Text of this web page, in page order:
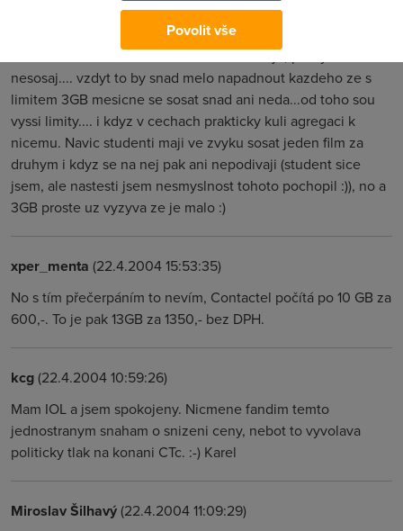
Ale dochazi.... a od toho asi ten 3GB limit je, pro ty co
nesosaj.... vzdyt to by snad melo napadnout kazdeho ze s
limitem 3GB mesicne se sosat snad ani neda...od toho sou
vyssi limity.... i kdyz v cechach prakticky kuli agregaci k
nicemu. Navic studenti maji ve zvyku sosat jeden film za
druhym i kdyz se na nej pak ani nepodivaji (student sice
jsem, ale nastesti jsem nesmyslnost tohoto pochopil :)), no a
3GB proste uz vyzyva ze je malo :)
xper_menta (22.4.2004 15:53:35)
No s tím přečerpáním to nevím, Contactel počítá po 10 GB za
600,-. To je pak 13GB za 1350,- bez DPH.
kcg(22.4.2004 10:59:26)
Mam IOL a jsem spokojeny. Nicmene fandim temto
jednostranym snaham o snizeni ceny, nebot to vyvolava
politicky tlak na konani CTc. :-) Karel
Miroslav Šilhavý(22.4.2004 11:09:29)
Povolit vše